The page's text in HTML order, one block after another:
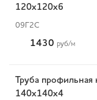
120х120х6
09Г2С
1430 руб/м
Труба профильная
140х140х4